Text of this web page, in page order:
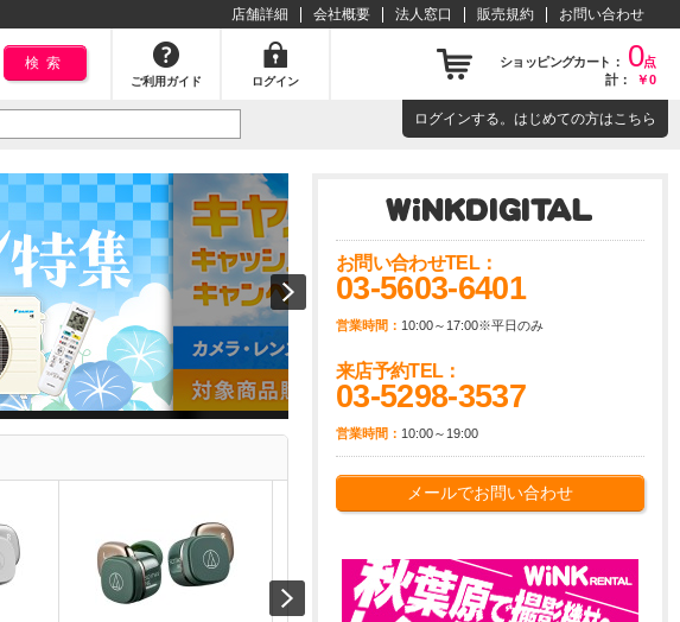
店舗詳細 会社概要 法人窓口 販売規約 お問い合わせ
検索
ご利用ガイド ログイン
ショッピングカート： 0点
計：
￥0
ログインする。はじめての方はこちら
お問い合わせTEL：
03-5603-6401
営業時間： 10:00～17:00※平日のみ
来店予約TEL：
03-5298-3537
営業時間： 10:00～19:00
メールでお問い合わせ